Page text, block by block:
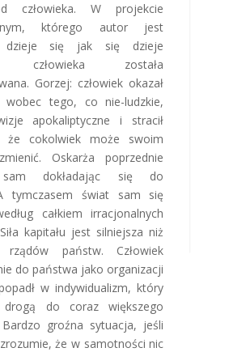
człowieka. W projekcie
którego autor jest
się jak się dzieje
człowieka została
Gorzej: człowiek okazał
wobec tego, co nie-ludzkie,
apokaliptyczne i stracił
że cokolwiek może swoim
Oskarża poprzednie
sam dokładając się do
tymczasem świat sam się
całkiem irracjonalnych
kapitału jest silniejsza niż
rządów państw. Człowiek
do państwa jako organizacji
w indywidualizm, który
do coraz większego
Bardzo groźna sytuacja, jeśli
że w samotności nic